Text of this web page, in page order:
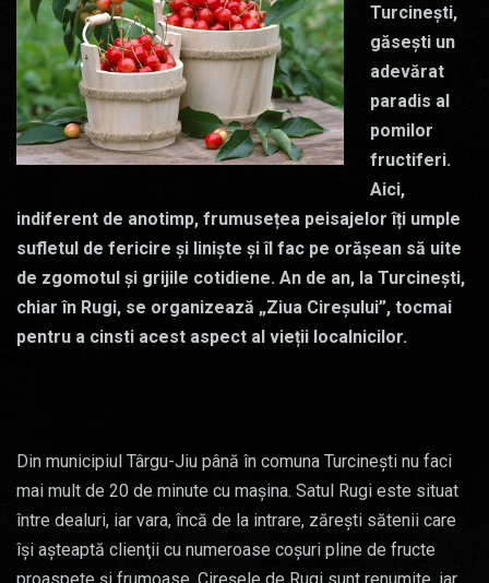
Turcineşti,
găsești un
adevărat
paradis al
pomilor
fructiferi.
Aici,
indiferent de anotimp, frumusețea peisajelor îți umple
sufletul de fericire și liniște și îl fac pe orășean să uite
de zgomotul și grijile cotidiene. An de an, la Turcinești,
chiar în Rugi, se organizează „Ziua Cireșului”, tocmai
pentru a cinsti acest aspect al vieții localnicilor.
Din municipiul Târgu-Jiu până în comuna Turcineşti nu faci
mai mult de 20 de minute cu maşina. Satul Rugi este situat
între dealuri, iar vara, încă de la intrare, zăreşti sătenii care
îşi aşteaptă clienţii cu numeroase coşuri pline de fructe
proaspete şi frumoase. Cireșele de Rugi sunt renumite, iar